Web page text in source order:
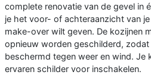
complete renovatie van de gevel in
je het voor- of achteraanzicht van
make-over wilt geven. De kozijnen
opnieuw worden geschilderd,
beschermd tegen weer en wind. Je
ervaren schilder voor inschakelen.